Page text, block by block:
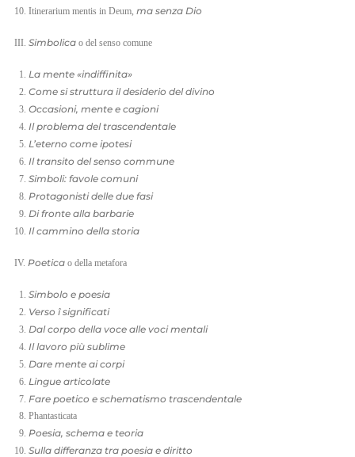
Itinerarium mentis in Deum, ma senza Dio
III. Simbolica o del senso comune
La mente «indiffinita»
Come si struttura il desiderio del divino
Occasioni, mente e cagioni
Il problema del trascendentale
L’eterno come ipotesi
Il transito del senso commune
Simboli: favole comuni
Protagonisti delle due fasi
Di fronte alla barbarie
Il cammino della storia
IV. Poetica o della metafora
Simbolo e poesia
Verso îsignificati
Dal corpo della voce alle voci mentali
Il lavoro più sublime
Dare mente ai corpi
Lingue articolate
Fare poetico e schematismo trascendentale
Phantasticata
Poesia, schema e teoria
Sulla differanza tra poesia e diritto